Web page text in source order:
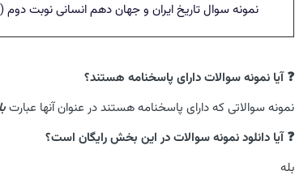
نمونه سوال تاریخ ایران و جهان دهم انسانی نوبت دوم
❓ آیا نمونه سوالات دارای پاسخنامه هستند؟
نمونه سوالاتی که دارای پاسخنامه هستند در عنوان آنها عبارت
❓ آیا دانلود نمونه سوالات در این بخش رایگان است؟
بله